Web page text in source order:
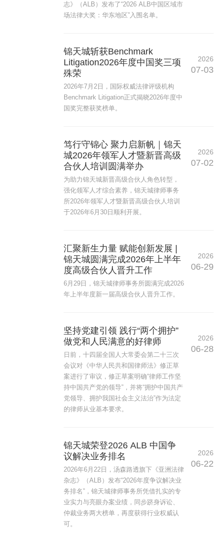
志》（ALB）发布了“2026 ALB中国区域市
场法律大奖：华东地区”入围名单。
锦天城斩获Benchmark
Litigation2026年度中国奖三项
殊荣
2026年7月2日，国际权威法律评级机构
Benchmark Litigation正式揭晓2026年度中
国奖完整获奖榜单。
2026
07-03
笃行守锦心 聚力启新帆｜锦天
城2026年领军人才暨新晋高级
合伙人培训圆满举办
为助力锦天城新晋高级合伙人角色转型，
强化领军人才综合素养，锦天城律师事务
所2026年领军人才暨新晋高级合伙人培训
于2026年6月30日顺利开展。
2026
07-02
汇聚新生力量 赋能创新发展 |
锦天城圆满完成2026年上半年
度高级合伙人晋升工作
6月29日，锦天城律师事务所圆满完成2026
年上半年度新一届高级合伙人晋升工作。
2026
06-29
坚持党建引领 践行“两个拥护”
做党和人民满意的好律师
日前，十四届全国人大常委会第二十三次
会议对《中华人民共和国律师法》修正草
案进行了审议，修正草案明确“律师工作坚
持中国共产党的领导”，并将“拥护中国共产
党领导、拥护我国社会主义法治”作为法定
的律师从业基本要求。
2026
06-28
锦天城荣登2026 ALB 中国争
议解决业务排名
2026年6月22日，汤森路透旗下《亚洲法律
杂志》（ALB）发布“2026年度争议解决业
务排名”，锦天城律师事务所凭借扎实的专
业实力与亮眼办案业绩，同步跻身诉讼、
仲裁业务两大榜单，再度获得行业权威认
可。
2026
06-22